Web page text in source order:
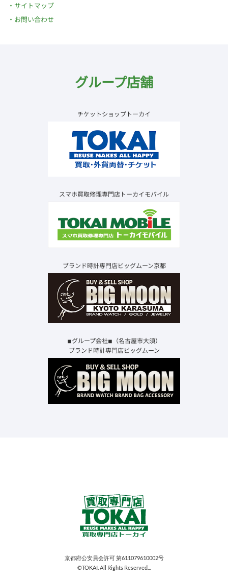
サイトマップ
お問い合わせ
グループ店舗
チケットショップトーカイ
スマホ買取修理専門店トーカイモバイル
ブランド時計専門店ビッグムーン京都
◾︎グループ会社◾︎（名古屋市大須）
ブランド時計専門店ビッグムーン
京都府公安員会許可 第611079610002号
©TOKAI. All Rights Reserved...